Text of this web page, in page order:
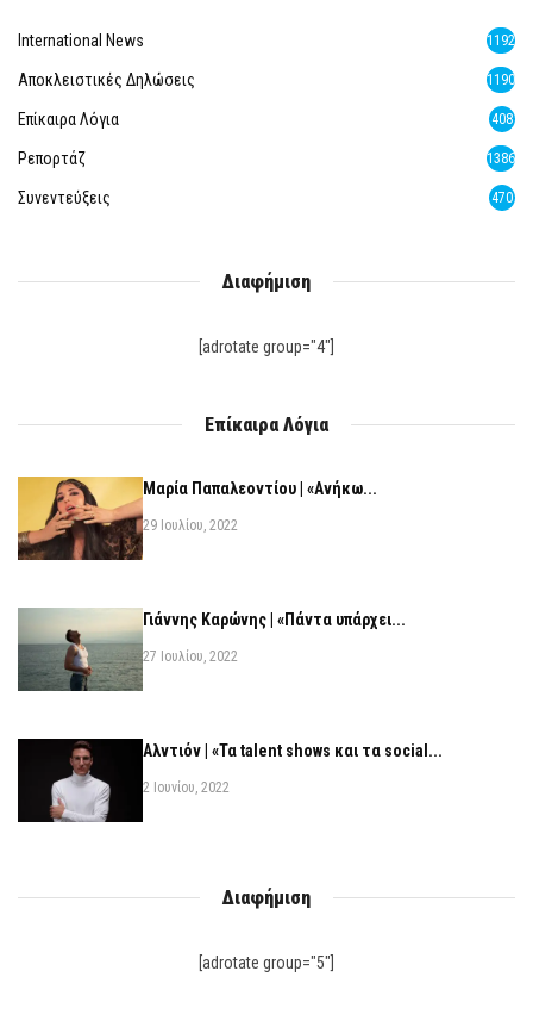
International News 1192
Αποκλειστικές Δηλώσεις 1190
Επίκαιρα Λόγια 408
Ρεπορτάζ 1386
Συνεντεύξεις 470
Διαφήμιση
[adrotate group="4"]
Επίκαιρα Λόγια
Μαρία Παπαλεοντίου | «Ανήκω...
29 Ιουλίου, 2022
Γιάννης Καρώνης | «Πάντα υπάρχει...
27 Ιουλίου, 2022
Αλντιόν | «Τα talent shows και τα social...
2 Ιουνίου, 2022
Διαφήμιση
[adrotate group="5"]